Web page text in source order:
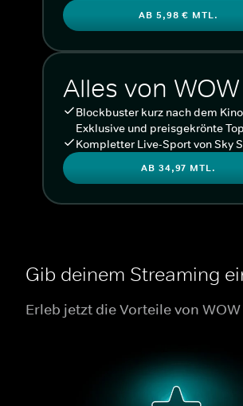
AB 5,98 € MTL.
Alles von WOW
Blockbuster kurz nach dem
Exklusive und preisgekrönte
Kompletter Live-Sport von Sky
AB 34,97 MTL.
Gib deinem Streaming
Erleb jetzt die Vorteile von